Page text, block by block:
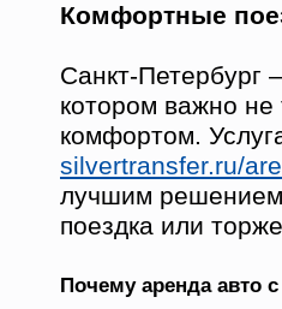
Комфортные
Санкт-
котором важно не
комфортом.
silvertransfer.ru/
лучшим решением
поездка или
Почему аренда авто